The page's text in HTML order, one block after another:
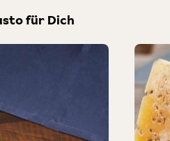
für Dich